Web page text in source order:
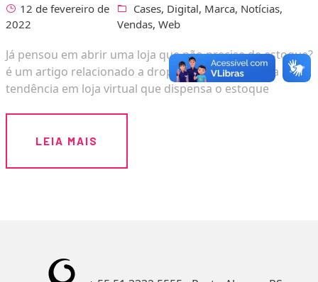
12 de fevereiro de
2022
Cases, Digital, Marca, Notícias,
Vendas, Web
Já pensou em abrir uma loja que não precise de estoque?
é um artigo relacionado a dropshipping, uma nova
tendência em loja virtual que dispensa o estoque
LEIA MAIS